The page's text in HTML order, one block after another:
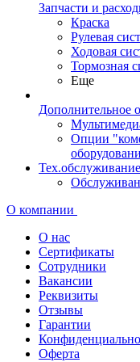
Запчасти и
Краска
Рулевая
Ходовая
Тормозная
Еще
Дополнительное
Опции
Тех.обслуживание
О компании
О нас
Сертификаты
Сотрудники
Вакансии
Реквизиты
Отзывы
Гарантии
Оферта